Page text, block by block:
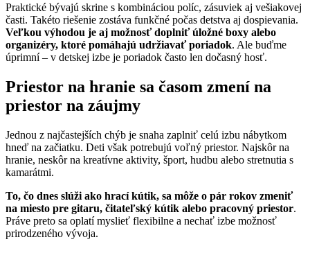
Praktické bývajú skrine s kombináciou políc, zásuviek aj vešiakovej
časti. Takéto riešenie zostáva funkčné počas detstva aj dospievania.
Veľkou výhodou je aj možnosť doplniť úložné boxy alebo
organizéry, ktoré pomáhajú udržiavať poriadok. Ale buďme
úprimní – v detskej izbe je poriadok často len dočasný hosť.
Priestor na hranie sa časom zmení na
priestor na záujmy
Jednou z najčastejších chýb je snaha zaplniť celú izbu nábytkom
hneď na začiatku. Deti však potrebujú voľný priestor. Najskôr na
hranie, neskôr na kreatívne aktivity, šport, hudbu alebo stretnutia s
kamarátmi.
To, čo dnes slúži ako hrací kútik, sa môže o pár rokov zmeniť
na miesto pre gitaru, čitateľský kútik alebo pracovný priestor.
Práve preto sa oplatí myslieť flexibilne a nechať izbe možnosť
prirodzeného vývoja.